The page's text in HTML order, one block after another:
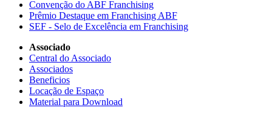
Convenção do ABF Franchising
Prêmio Destaque em Franchising ABF
SEF - Selo de Excelência em Franchising
Associado
Central do Associado
Associados
Beneficios
Locação de Espaço
Material para Download